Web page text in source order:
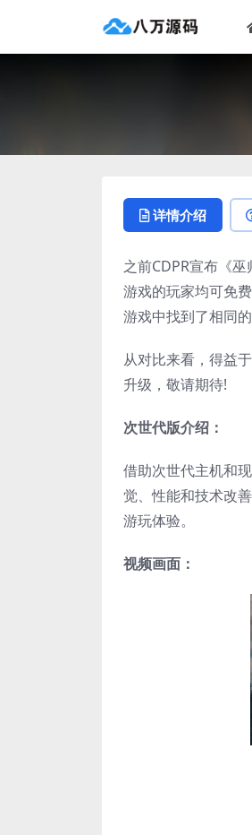
详情介绍
之前CDPR宣布《
游戏的玩家均可免
游戏中找到了相同
从对比来看，得益
升级，敬请期待!
次世代版介绍：
借助次世代主机和
觉、性能和技术改
游玩体验。
视频画面：